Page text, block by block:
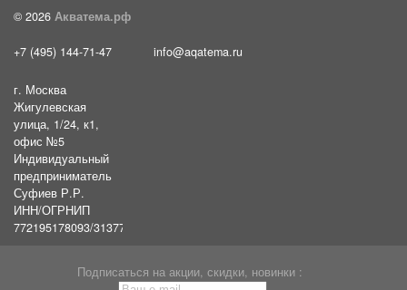
© 2026 Акватема.рф
+7 (495) 144-71-47 info@aqatema.ru
г. Москва
Жигулевская
улица, 1/24, к1,
офис №5
Индивидуальный
предприниматель
Суфиев Р.Р.
ИНН/ОГРНИП
772195178093/31377461610054
Подписаться на акции, скидки, новинки :